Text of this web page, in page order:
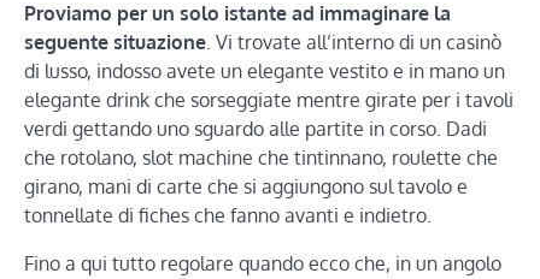
Proviamo per un solo istante ad immaginare la
seguente situazione. Vi trovate all’interno di un casinò
di lusso, indosso avete un elegante vestito e in mano un
elegante drink che sorseggiate mentre girate per i tavoli
verdi gettando uno sguardo alle partite in corso. Dadi
che rotolano, slot machine che tintinnano, roulette che
girano, mani di carte che si aggiungono sul tavolo e
tonnellate di fiches che fanno avanti e indietro.
Fino a qui tutto regolare quando ecco che, in un angolo